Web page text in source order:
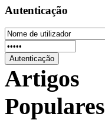
Autenticação
Artigos
Populares